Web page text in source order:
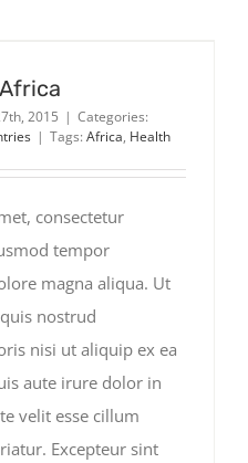
2015 | Categories:
| Tags: Africa, Health
consectetur
tempor
magna aliqua. Ut
nostrud
nisi ut aliquip ex ea
aute irure dolor in
velit esse cillum
Excepteur sint